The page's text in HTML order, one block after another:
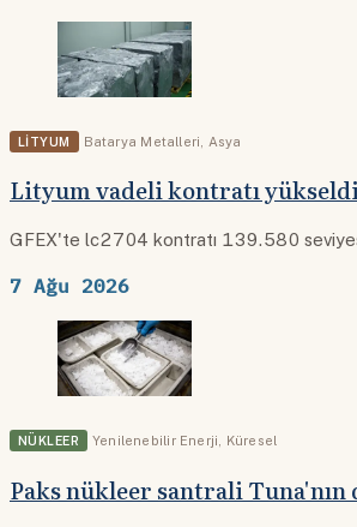
LITYUM Batarya Metalleri Asya
Lityum vadeli kontratı
GFEX'te lc2704 kontratı 139.580
7 Ağu 2026
NÜKLEER Yenilenebilir Enerji Küresel
Paks nükleer santrali Tuna'nın